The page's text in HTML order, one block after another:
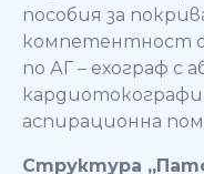
пособия за
компетентност
по АГ – ехограф с
аспирационна
Структура